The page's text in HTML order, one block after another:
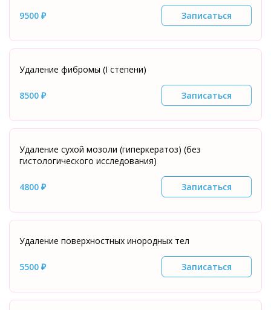
9500 ₽ Записаться
Удаление фибромы (I степени)
8500 ₽ Записаться
Удаление сухой мозоли (гиперкератоз) (без
гистологического исследования)
4800 ₽ Записаться
Удаление поверхностных инородных тел
5500 ₽ Записаться